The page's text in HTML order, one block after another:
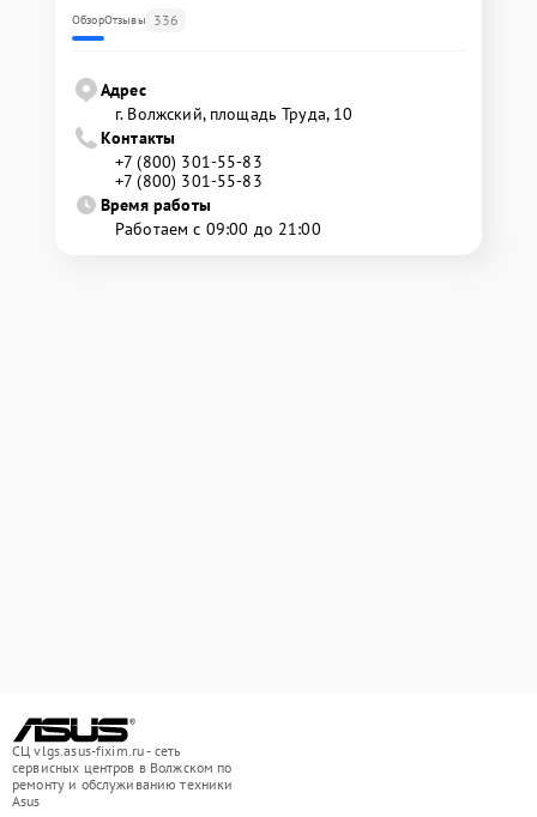
ОбзорОтзывы 336
Адрес
г. Волжский, площадь Труда, 10
Контакты
+7 (800) 301-55-83
+7 (800) 301-55-83
Время работы
Работаем с 09:00 до 21:00
СЦ vlgs.asus-fixim.ru - сеть
сервисных центров в Волжском по
ремонту и обслуживанию техники
Asus